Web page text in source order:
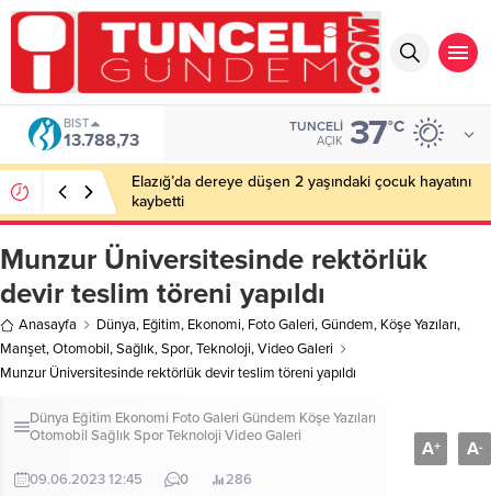
BIST
13.788,73
TUNCELI
AÇIK 37°C
Elazığ’da dereye düşen 2 yaşındaki çocuk hayatını
kaybetti
Munzur Üniversitesinde rektörlük
devir teslim töreni yapıldı
Anasayfa Dünya, Eğitim, Ekonomi, Foto Galeri,Gündem, Köşe Yazıları,
Manşet,Otomobil,Sağlık,Spor,Teknoloji,Video Galeri
Munzur Üniversitesinde rektörlük devir teslim töreni yapıldı
Dünya Eğitim Ekonomi Foto Galeri Gündem Köşe Yazıları
Otomobil SağlıkSporTeknoloji Video Galeri
09.06.2023 12:45 0 286
A+ A-